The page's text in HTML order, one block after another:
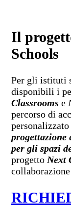
Il
Schools
Per gli istituti
disponibili i
Classrooms e
percorso di
personalizzato
progettazione
per gli spazi
progetto Next